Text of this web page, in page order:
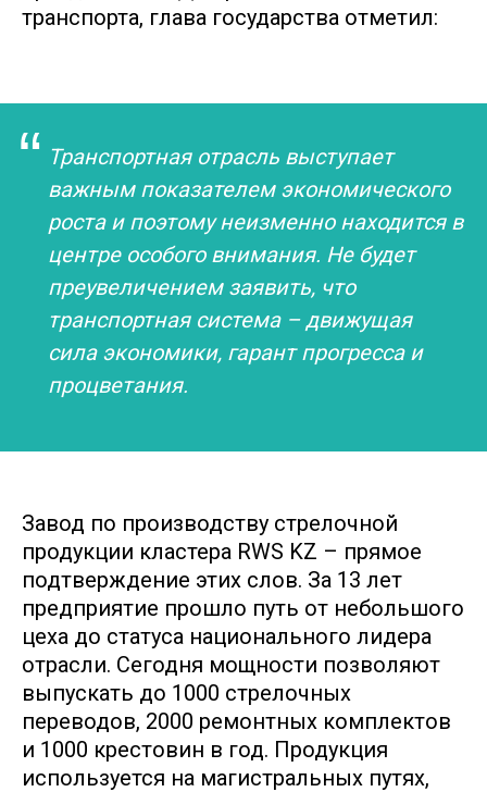
транспорта, глава государства отметил:
“ Транспортная отрасль выступает
важным показателем экономического
роста и поэтому неизменно находится в
центре особого внимания. Не будет
преувеличением заявить, что
транспортная система – движущая
сила экономики, гарант прогресса и
процветания.
Завод по производству стрелочной
продукции кластера RWS KZ – прямое
подтверждение этих слов. За 13 лет
предприятие прошло путь от небольшого
цеха до статуса национального лидера
отрасли. Сегодня мощности позволяют
выпускать до 1000 стрелочных
переводов, 2000 ремонтных комплектов
и 1000 крестовин в год. Продукция
используется на магистральных путях,